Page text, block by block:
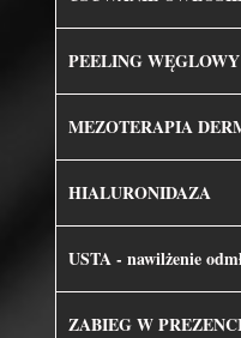
PEELING
MEZOTERAPIA
HIALURONIDAZA
USTA - nawilżenie
ZABIEG W